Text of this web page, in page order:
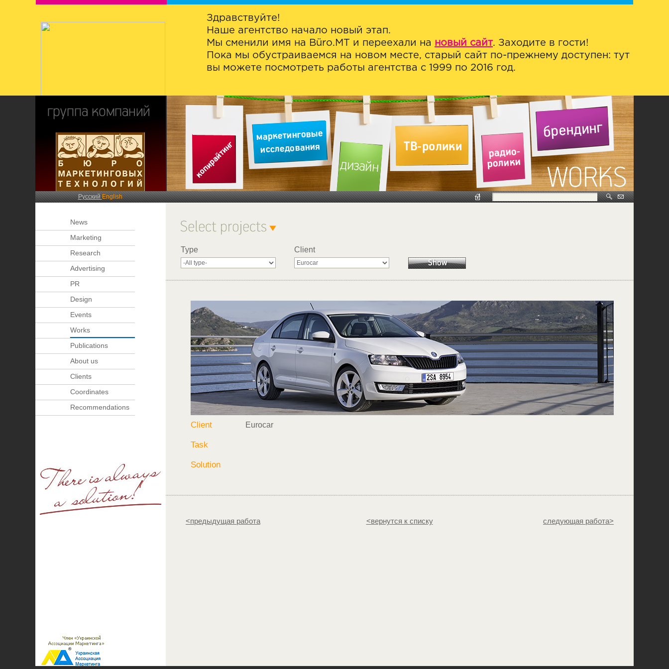
Здравствуйте!
Наше агентство начало новый этап.
Мы сменили имя на Büro.MT и переехали на новый сайт. Заходите в гости!
Пока мы обустраиваемся на новом месте, старый сайт по-прежнему доступен: тут
вы можете посмотреть работы агентства с 1999 по 2016 год.
РусскийEnglish
News
Marketing
Research
Advertising
PR
Design
Events
Works
Publications
About us
Clients
Coordinates
Recommendations
Type Client
Client Eurocar
Task
Solution
<предыдущая работа <вернутся к списку следующая работа>